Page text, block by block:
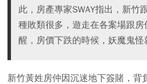
此，房產專家SWAY指出，新竹
種敗類很多，遊走在各案場跟房
醒，房價下跌的時候，妖魔鬼怪
新竹黃姓房仲因沉迷地下簽賭，背